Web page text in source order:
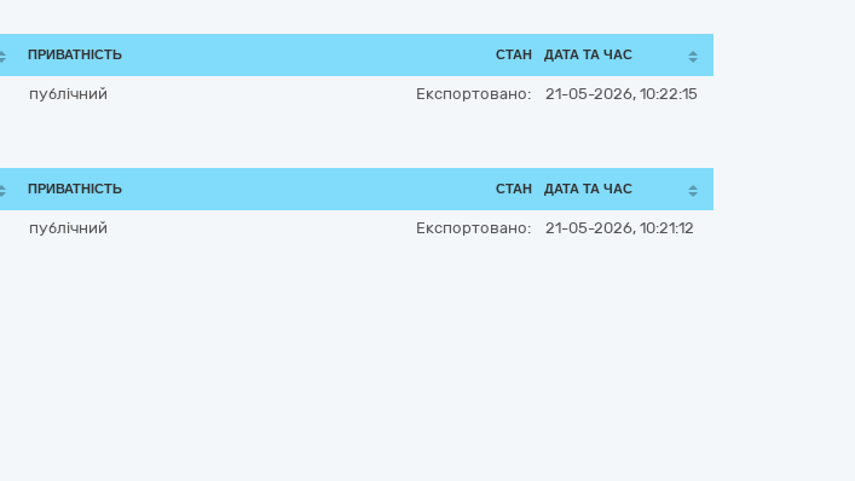
ПРИВАТНІСТЬ СТАН ДАТА ТА ЧАС
публічний Експортовано: 21-05-2026, 10:22:15
ПРИВАТНІСТЬ СТАН ДАТА ТА ЧАС
публічний Експортовано: 21-05-2026, 10:21:12